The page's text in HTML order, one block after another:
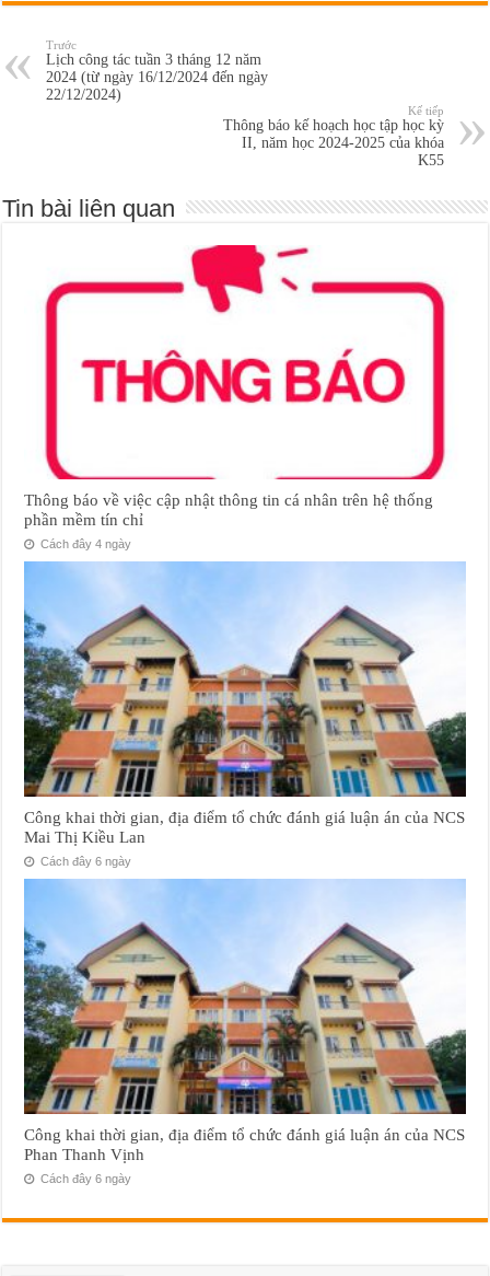
Trước
Lịch công tác tuần 3 tháng 12 năm
2024 (từ ngày 16/12/2024 đến ngày
22/12/2024)
Kế tiếp
Thông báo kế hoạch học tập học kỳ
II, năm học 2024-2025 của khóa
K55
Tin bài liên quan
Thông báo về việc cập nhật thông tin cá nhân trên hệ thống
phần mềm tín chỉ
Cách đây 4 ngày
Công khai thời gian, địa điểm tổ chức đánh giá luận án của NCS
Mai Thị Kiều Lan
Cách đây 6 ngày
Công khai thời gian, địa điểm tổ chức đánh giá luận án của NCS
Phan Thanh Vịnh
Cách đây 6 ngày